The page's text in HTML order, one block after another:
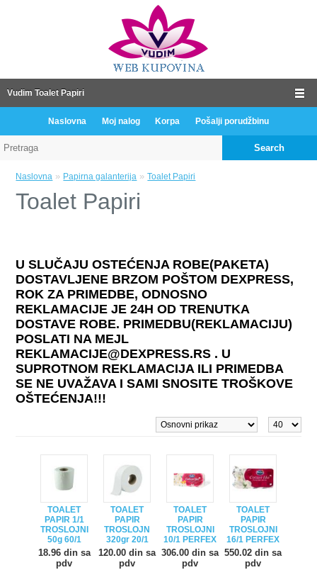
Vudim Toalet Papiri
Naslovna Moj nalog Korpa Pošalji porudžbinu
Search
Naslovna » Papirna galanterija »Toalet Papiri
Toalet Papiri
U SLUČAJU OSTEĆENJA ROBE(PAKETA)
DOSTAVLJENE BRZOM POŠTOM DEXPRESS,
ROK ZA PRIMEDBE, ODNOSNO
REKLAMACIJE JE 24H OD TRENUTKA
DOSTAVE ROBE. PRIMEDBU(REKLAMACIJU)
POSLATI NA MEJL
REKLAMACIJE@DEXPRESS.RS . U
SUPROTNOM REKLAMACIJA ILI PRIMEDBA
SE NE UVAŽAVA I SAMI SNOSITE TROŠKOVE
OŠTEĆENJA!!!
TOALET
PAPIR 1/1
TROSLOJNI
50g 60/1
18.96 din sa
pdv
TOALET
PAPIR
TROSLOJN
320gr 20/1
120.00 din sa
pdv
TOALET
PAPIR
TROSLOJNI
10/1 PERFEX
306.00 din sa
pdv
TOALET
PAPIR
TROSLOJNI
16/1 PERFEX
550.02 din sa
pdv